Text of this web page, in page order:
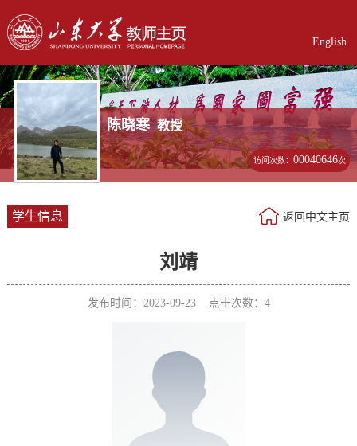
English
陈晓寒 教授
访问次数：00040646次
学生信息 返回中文主页
刘靖
发布时间：2023-09-23 点击次数： 4